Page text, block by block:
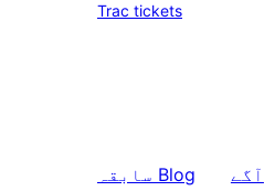
Trac tickets
سابقہ Blog
آگے